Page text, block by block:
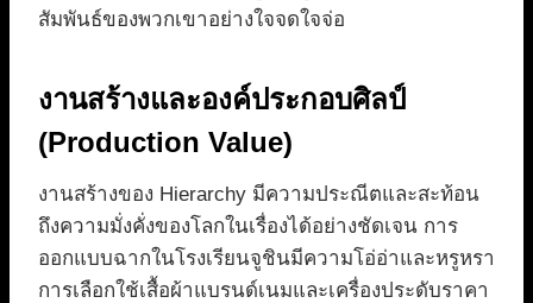
สัมพันธ์ของพวกเขาอย่างใจจดใจจ่อ
งานสร้างและองค์ประกอบศิลป์
(Production Value)
งานสร้างของ Hierarchy มีความประณีตและสะท้อน
ถึงความมั่งคั่งของโลกในเรื่องได้อย่างชัดเจน การ
ออกแบบฉากในโรงเรียนจูชินมีความโอ่อ่าและหรูหรา
การเลือกใช้เสื้อผ้าแบรนด์เนมและเครื่องประดับราคา